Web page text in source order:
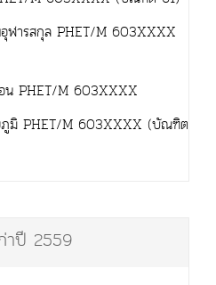
ฬารสกุล PHET/M 603XXXX
น PHET/M 603XXXX
ยภูมิ PHET/M 603XXXX (บัณฑิต
าปี 2559